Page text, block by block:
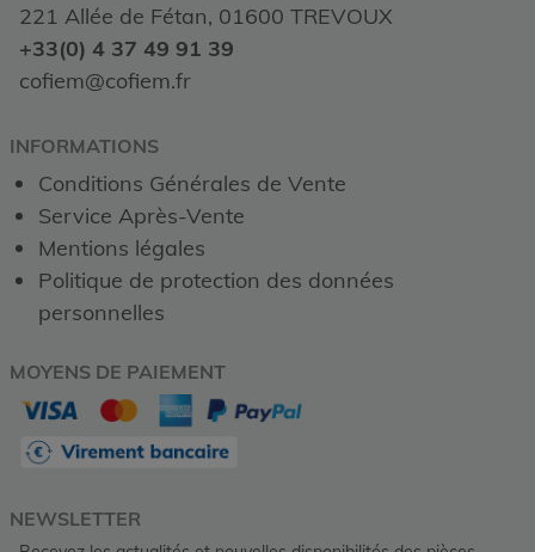
221 Allée de Fétan, 01600 TREVOUX
+33(0) 4 37 49 91 39
cofiem@cofiem.fr
INFORMATIONS
Conditions Générales de Vente
Service Après-Vente
Mentions légales
Politique de protection des données
personnelles
MOYENS DE PAIEMENT
NEWSLETTER